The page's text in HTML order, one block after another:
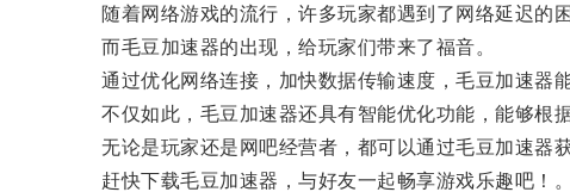
随着网络游戏的流行，许多玩家都遇到了网络延迟的困
而毛豆加速器的出现，给玩家们带来了福音。
通过优化网络连接，加快数据传输速度，毛豆加速器能
不仅如此，毛豆加速器还具有智能优化功能，能够根据
无论是玩家还是网吧经营者，都可以通过毛豆加速器获
赶快下载毛豆加速器，与好友一起畅享游戏乐趣吧！。